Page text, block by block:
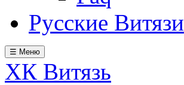
Русские Витязи
☰ Меню
ХК Витязь